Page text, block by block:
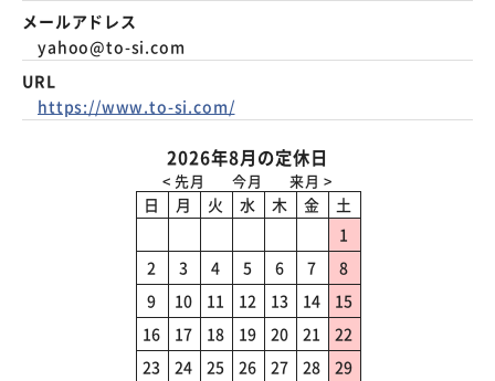
メールアドレス
yahoo@to-si.com
URL
https://www.to-si.com/
2026年8月の定休日
日 月 火 水 木 金
土
1
2
3 4 5 6 7
8
9
10 11 12 13 14
15
16
17 18 19 20 21
22
23
24 25 26 27 28
29